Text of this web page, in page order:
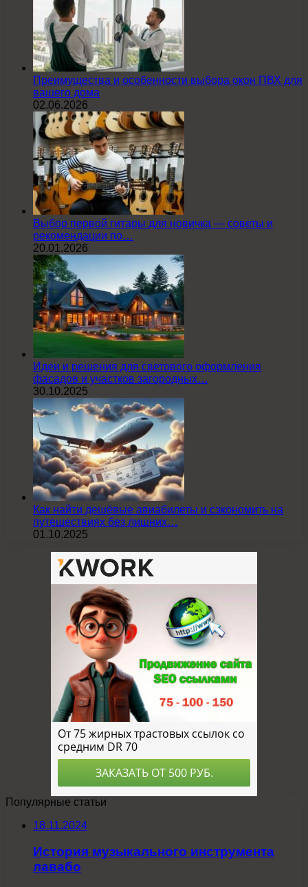
Преимущества и особенности выбора окон ПВХ для
вашего дома
02.06.2026
Выбор первой гитары для новичка — советы и
рекомендации по…
20.01.2026
Идеи и решения для светового оформления
фасадов и участков загородных…
30.10.2025
Как найти дешёвые авиабилеты и сэкономить на
путешествиях без лишних…
01.10.2025
Популярные статьи
18.11.2024
История музыкального инструмента
лавабо